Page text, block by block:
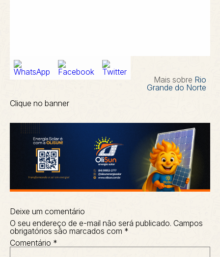
Mais sobre Rio
Grande do Norte
Clique no banner
Deixe um comentário
O seu endereço de e-mail não será publicado. Campos
obrigatórios são marcados com *
Comentário *